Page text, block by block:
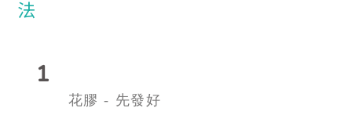
1
花膠 - 先發好